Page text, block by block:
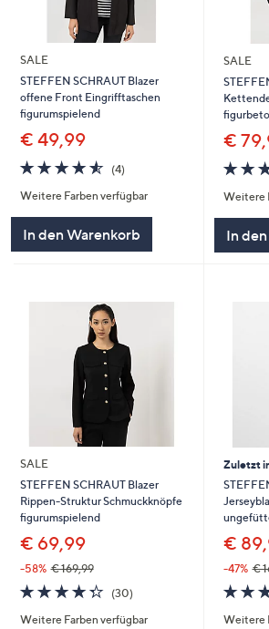
SALE
STEFFEN SCHRAUT Blazer
offene Front Eingrifftaschen
figurumspielend
€ 49,99
4.5
von
5
(4)4
Weitere Farben verfügbar
In den Warenkorb
SALE
€
Weitere
In
SALE
STEFFEN SCHRAUT Blazer
Rippen-Struktur Schmuckknöpfe
figurumspielend
€ 69,99
-58% € 169,99
4.3
von
5
(30)30
Weitere Farben verfügbar
Zuletzt
€
-47% €
Weitere